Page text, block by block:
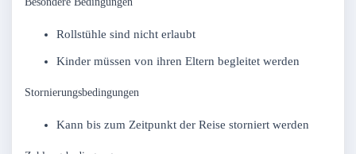
Rollstühle sind nicht erlaubt
Kinder müssen von ihren Eltern begleitet werden
Stornierungsbedingungen
Kann bis zum Zeitpunkt der Reise storniert werden